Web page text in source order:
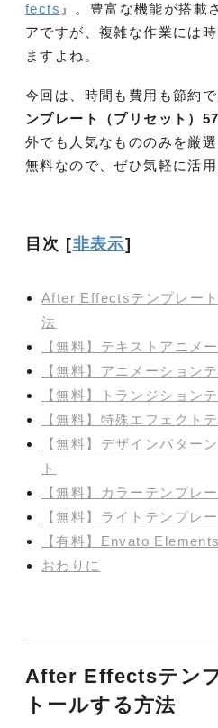
fects 』。豊富な機能が搭載
アですが、複雑な作業には
ますよね。
今回は、時間も費用も節約で
ンプレート（プリセット）
外でも人気なもののみを厳
無料なので、ぜひ気軽に活
目次 [非表示]
After Effectsテンプレー
法
【無料】テキストアニメ
【無料】アニメーション
【無料】トランジション
【無料】特殊エフェクト
【無料】デザインパター
ト
【無料】カラーテンプレー
【無料】ライトテンプレー
【有料】Envato
おわりに
After Effectsテン
トールする方法